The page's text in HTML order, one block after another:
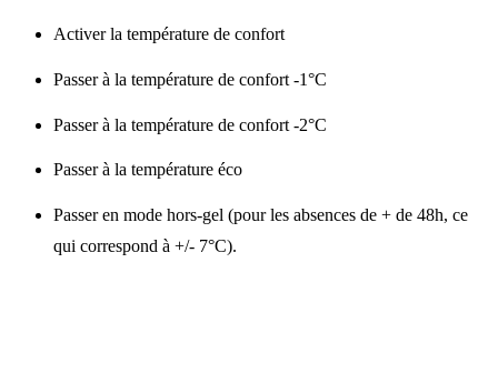
Activer la température de confort
Passer à la température de confort -1°C
Passer à la température de confort -2°C
Passer à la température éco
Passer en mode hors-gel (pour les absences de + de 48h, ce
qui correspond à +/- 7°C).